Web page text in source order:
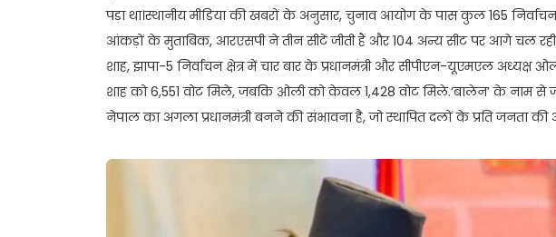
पड़ा था।स्थानीय मीडिया की खबरों के अनुसार, चुनाव आयोग के पास कुल 165 निर्वाचन
आंकड़ों के मुताबिक, आरएसपी ने तीन सीटें जीती हैं और 104 अन्य सीट पर आगे चल रही
शाह, झापा-5 निर्वाचन क्षेत्र में चार बार के प्रधानमंत्री और सीपीएन-यूएमएल
शाह को 6,551 वोट मिले, जबकि ओली को केवल 1,428 वोट मिले.‘बालेन’ के नाम से
नेपाल का अगला प्रधानमंत्री बनने की संभावना है, जो स्थापित दलों के प्रति जनता की